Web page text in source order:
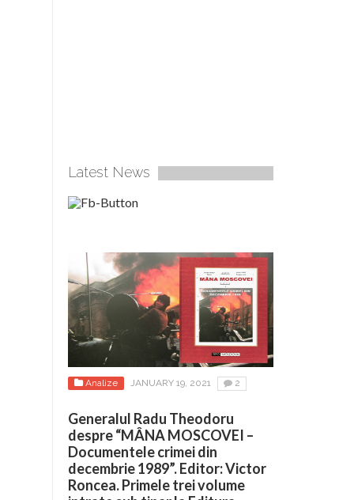
Latest News
Analize JANUARY 19, 2021 2
Generalul Radu Theodoru
despre “MÂNA MOSCOVEI –
Documentele crimei din
decembrie 1989”. Editor: Victor
Roncea. Primele trei volume